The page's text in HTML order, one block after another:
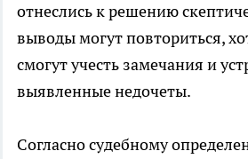
отнеслись к решению
выводы могут повториться,
смогут учесть замечания и
выявленные недочеты.
Согласно судебному